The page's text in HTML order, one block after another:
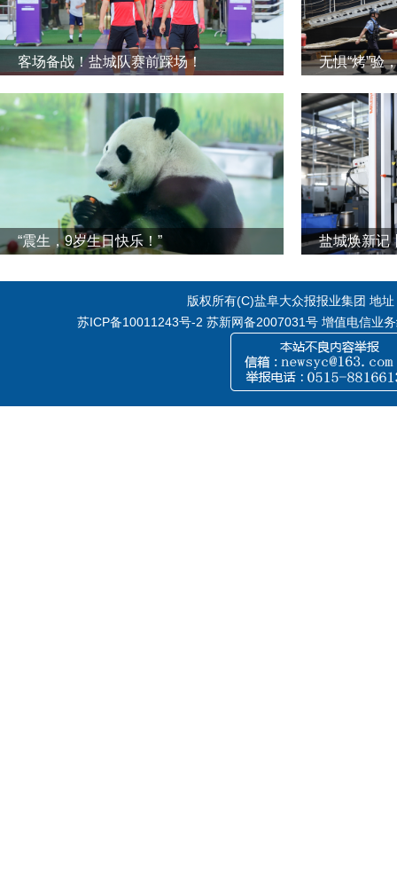
客场备战！盐城队赛前踩场！ 无惧“烤”验
“震生，9岁生日快乐！”
版权所有(C)盐阜大众报报业集团 地
苏ICP备10011243号-2 苏新网备2007031号 增值电信业